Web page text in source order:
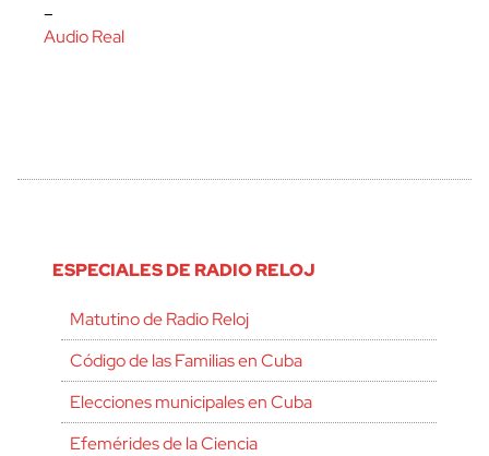
–
Audio Real
ESPECIALES DE RADIO RELOJ
Matutino de Radio Reloj
Código de las Familias en Cuba
Elecciones municipales en Cuba
Efemérides de la Ciencia